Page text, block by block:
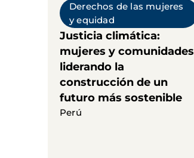
Derechos de las mujeres
y equidad
Justicia climática:
mujeres y comunidades
liderando la
construcción de un
futuro más sostenible
Perú